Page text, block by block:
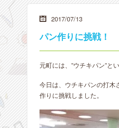
2017/07/13
パン作りに挑戦！
元町には、”ウチキパン”と
今日は、ウチキパンの打木
作りに挑戦しました。